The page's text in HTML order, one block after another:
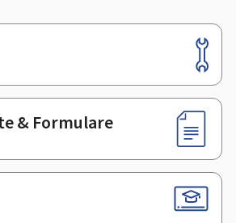
& Formulare